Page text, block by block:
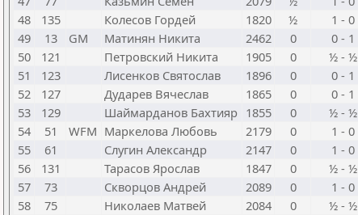
48
135 Колесов Гордей 1820 ½ 1 - 0
49
13 GM Матинян Никита 2462 0 0 - 1
50
121 Петровский Никита 1905 0 ½ - ½
51
123 Лисенков Святослав 1896 0 0 - 1
52
127 Дударев Вячеслав 1865 0 0 - 1
53
129 Шаймарданов Бахтияр 1855 0 ½ - ½
54
51 WFM Маркелова Любовь 2179 0 1 - 0
55
61 Слугин Александр 2147 0 1 - 0
56
131 Тарасов Ярослав 1847 0 ½ - ½
57
73 Скворцов Андрей 2089 0 1 - 0
58
75 Николаев Матвей 2084 0 ½ - ½